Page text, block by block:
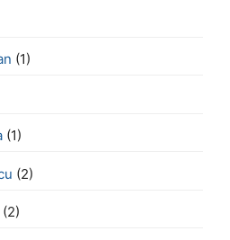
(1)
(1)
(2)
(2)